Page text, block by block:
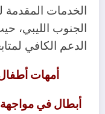
الخدمات المقدمة
الجنوب الليبي،
الدعم الكافي
أمهات أطفال
أبطال في